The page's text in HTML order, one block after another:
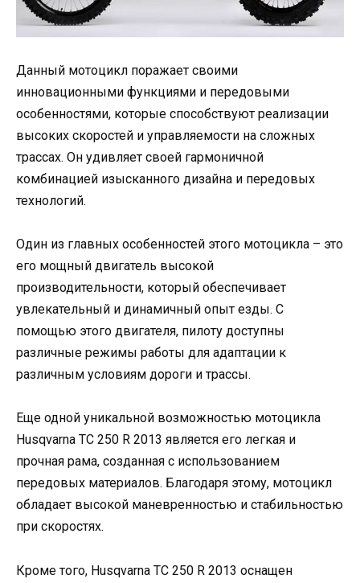
Данный мотоцикл поражает своими
инновационными функциями и передовыми
особенностями, которые способствуют реализации
высоких скоростей и управляемости на сложных
трассах. Он удивляет своей гармоничной
комбинацией изысканного дизайна и передовых
технологий.
Один из главных особенностей этого мотоцикла – это
его мощный двигатель высокой
производительности, который обеспечивает
увлекательный и динамичный опыт езды. С
помощью этого двигателя, пилоту доступны
различные режимы работы для адаптации к
различным условиям дороги и трассы.
Еще одной уникальной возможностью мотоцикла
Husqvarna TC 250 R 2013 является его легкая и
прочная рама, созданная с использованием
передовых материалов. Благодаря этому, мотоцикл
обладает высокой маневренностью и стабильностью
при скоростях.
Кроме того, Husqvarna TC 250 R 2013 оснащен